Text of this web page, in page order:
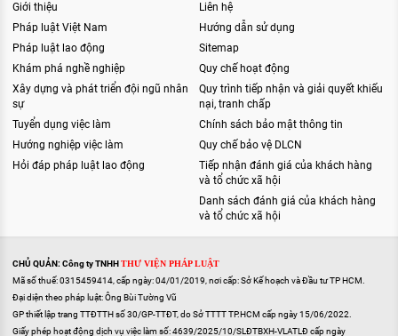
Giới thiệu
Pháp luật Việt Nam
Pháp luật lao động
Khám phá nghề nghiệp
Xây dựng và phát triển đội ngũ nhân
sự
Tuyển dụng việc làm
Hướng nghiệp việc làm
Hỏi đáp pháp luật lao động
Liên hệ
Hướng dẫn sử dụng
Sitemap
Quy chế hoạt động
Quy trình tiếp nhận và giải quyết khiếu
nại, tranh chấp
Chính sách bảo mật thông tin
Quy chế bảo vệ DLCN
Tiếp nhận đánh giá của khách hàng
và tổ chức xã hội
Danh sách đánh giá của khách hàng
và tổ chức xã hội
CHỦ QUẢN: Công ty TNHHTHƯ VIỆN PHÁP LUẬT
Mã số thuế: 0315459414, cấp ngày: 04/01/2019, nơi cấp: Sở Kế hoạch và Đầu tư TP HCM.
Đại diện theo pháp luật: Ông Bùi Tường Vũ
GP thiết lập trang TTĐTTH số 30/GP-TTĐT, do Sở TTTT TP.HCM cấp ngày 15/06/2022.
Giấy phép hoạt động dịch vụ việc làm số: 4639/2025/10/SLĐTBXH-VLATLĐ cấp ngày